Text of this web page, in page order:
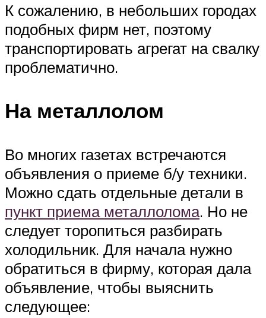
К сожалению, в небольших городах
подобных фирм нет, поэтому
транспортировать агрегат на свалку
проблематично.
На металлолом
Во многих газетах встречаются
объявления о приеме б/у техники.
Можно сдать отдельные детали в
пункт приема металлолома. Но не
следует торопиться разбирать
холодильник. Для начала нужно
обратиться в фирму, которая дала
объявление, чтобы выяснить
следующее: